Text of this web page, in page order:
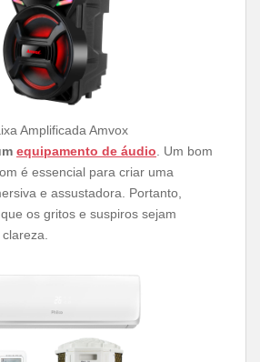
Amplificada Amvox
equipamento de áudio . Um bom
é essencial para criar uma
e assustadora. Portanto,
os gritos e suspiros sejam